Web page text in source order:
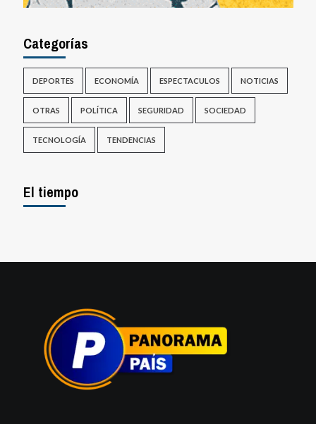
Categorías
DEPORTES ECONOMÍA ESPECTACULOS NOTICIAS
OTRAS POLÍTICA SEGURIDAD SOCIEDAD
TECNOLOGÍA TENDENCIAS
El tiempo